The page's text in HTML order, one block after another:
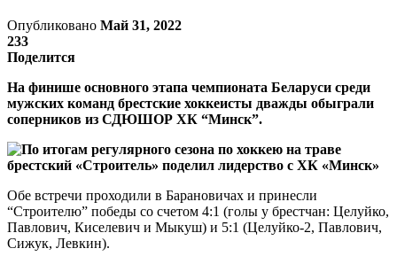
Опубликовано Май 31, 2022
233
Поделится
На финише основного этапа чемпионата Беларуси среди
мужских команд брестские хоккеисты дважды обыграли
соперников из СДЮШОР ХК “Минск”.
Обе встречи проходили в Барановичах и принесли
“Строителю” победы со счетом 4:1 (голы у брестчан: Целуйко,
Павлович, Киселевич и Мыкуш) и 5:1 (Целуйко-2, Павлович,
Сижук, Левкин).